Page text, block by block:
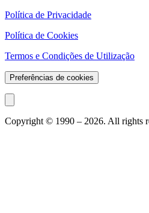
Política de Privacidade
Política de Cookies
Termos e Condições de Utilização
Preferências de cookies
Copyright © 1990 – 2026. All rights